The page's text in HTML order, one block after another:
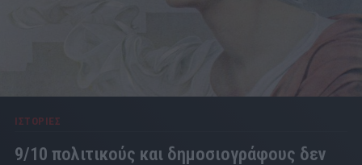
ΙΣΤΟΡΙΕΣ
9/10 πολιτικούς και δημοσιογράφους δεν